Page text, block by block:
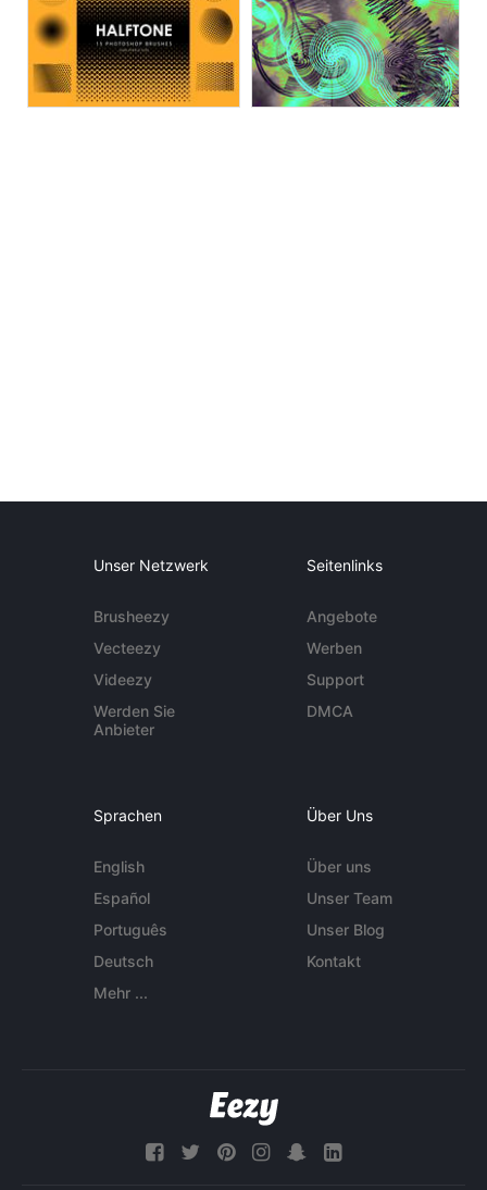
Unser Netzwerk
Brusheezy
Vecteezy
Videezy
Werden Sie
Anbieter
Seitenlinks
Angebote
Werben
Support
DMCA
Sprachen
English
Español
Português
Deutsch
Mehr ...
Über Uns
Über uns
Unser Team
Unser Blog
Kontakt